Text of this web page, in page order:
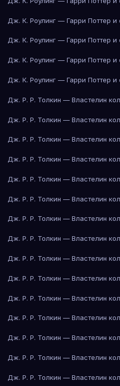
Дж. К. Роулинг — Гарри Поттер
Дж. К. Роулинг — Гарри Поттер и
Дж. К. Роулинг — Гарри Поттер
Дж. К. Роулинг — Гарри Поттер
Дж. Р. Р. Толкин — Властелин
Дж. Р. Р. Толкин — Властелин
Дж. Р. Р. Толкин — Властелин
Дж. Р. Р. Толкин — Властелин
Дж. Р. Р. Толкин — Властелин
Дж. Р. Р. Толкин — Властелин
Дж. Р. Р. Толкин — Властелин
Дж. Р. Р. Толкин — Властелин
Дж. Р. Р. Толкин — Властелин
Дж. Р. Р. Толкин — Властелин
Дж. Р. Р. Толкин — Властелин
Дж. Р. Р. Толкин — Властелин
Дж. Р. Р. Толкин — Властелин
Дж. Р. Р. Толкин — Властелин
Дж. Р. Р. Толкин — Властелин